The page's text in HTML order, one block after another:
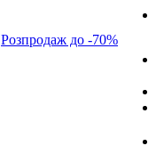
Розпродаж до -70%